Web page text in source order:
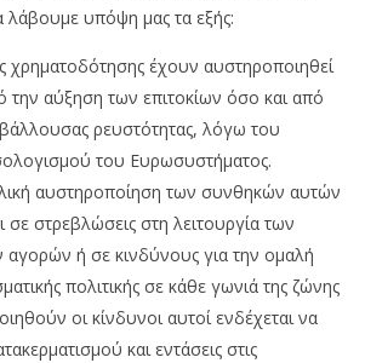
λάβουμε υπόψη μας τα εξής:
χρηματοδότησης έχουν αυστηροποιηθεί
την αύξηση των επιτοκίων όσο και από
ρευστότητας, λόγω του
του Ευρωσυστήματος.
αυστηροποίηση των συνθηκών αυτών
σε στρεβλώσεις στη λειτουργία των
αγορών ή σε κινδύνους για την ομαλή
πολιτικής σε κάθε γωνιά της ζώνης
οι κίνδυνοι αυτοί ενδέχεται να
και εντάσεις στις